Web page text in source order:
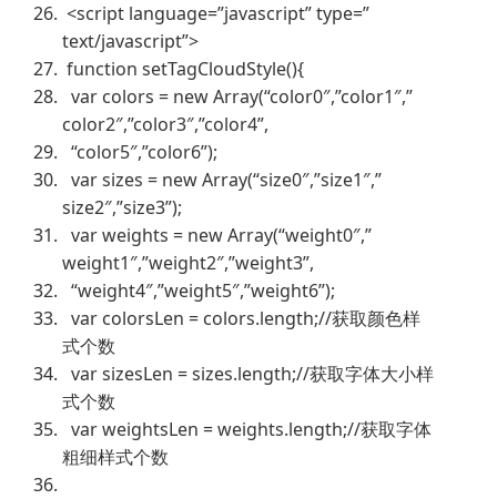
<script language=”javascript” type=”
text/javascript”>
function setTagCloudStyle(){
var colors = new Array(“color0″,”color1″,”
color2″,”color3″,”color4”,
“color5″,”color6”);
var sizes = new Array(“size0″,”size1″,”
size2″,”size3”);
var weights = new Array(“weight0″,”
weight1″,”weight2″,”weight3”,
“weight4″,”weight5″,”weight6”);
var colorsLen = colors.length;//获取颜色样
式个数
var sizesLen = sizes.length;//获取字体大小样
式个数
var weightsLen = weights.length;//获取字体
粗细样式个数